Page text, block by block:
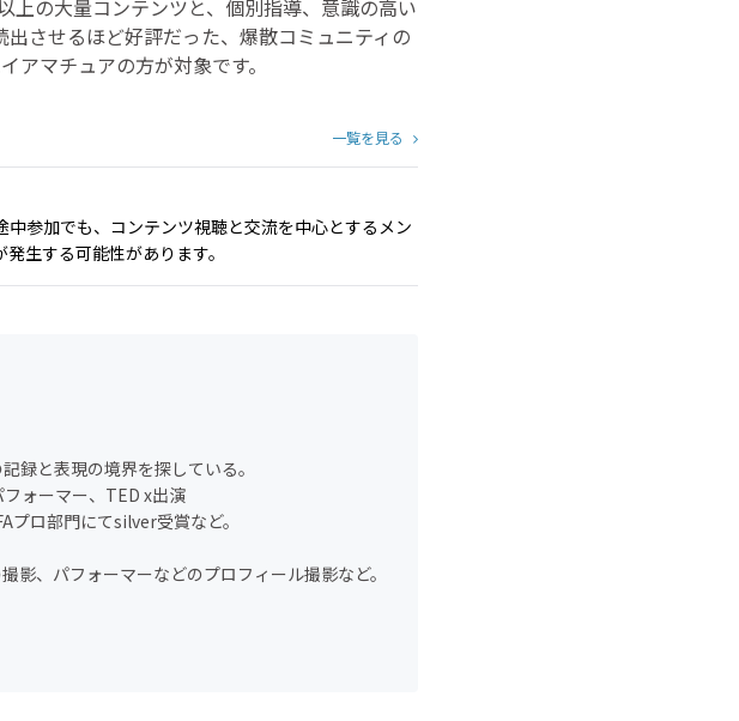
上の大量コンテンツと、個別指導、意識の高い
させるほど好評だった、爆散コミュニティの
アマチュアの方が対象です。
一覧を見る
参加でも、コンテンツ視聴と交流を中心とするメン
生する可能性があります。
録と表現の境界を探している。
ォーマー、TED x出演
ロ部門にてsilver受賞など。
影、パフォーマーなどのプロフィール撮影など。